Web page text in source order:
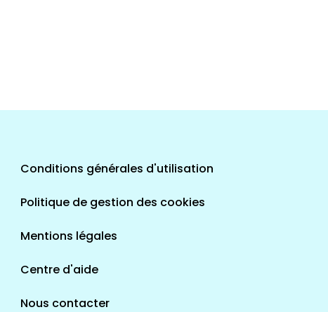
Conditions générales d'utilisation
Politique de gestion des cookies
Mentions légales
Centre d'aide
Nous contacter